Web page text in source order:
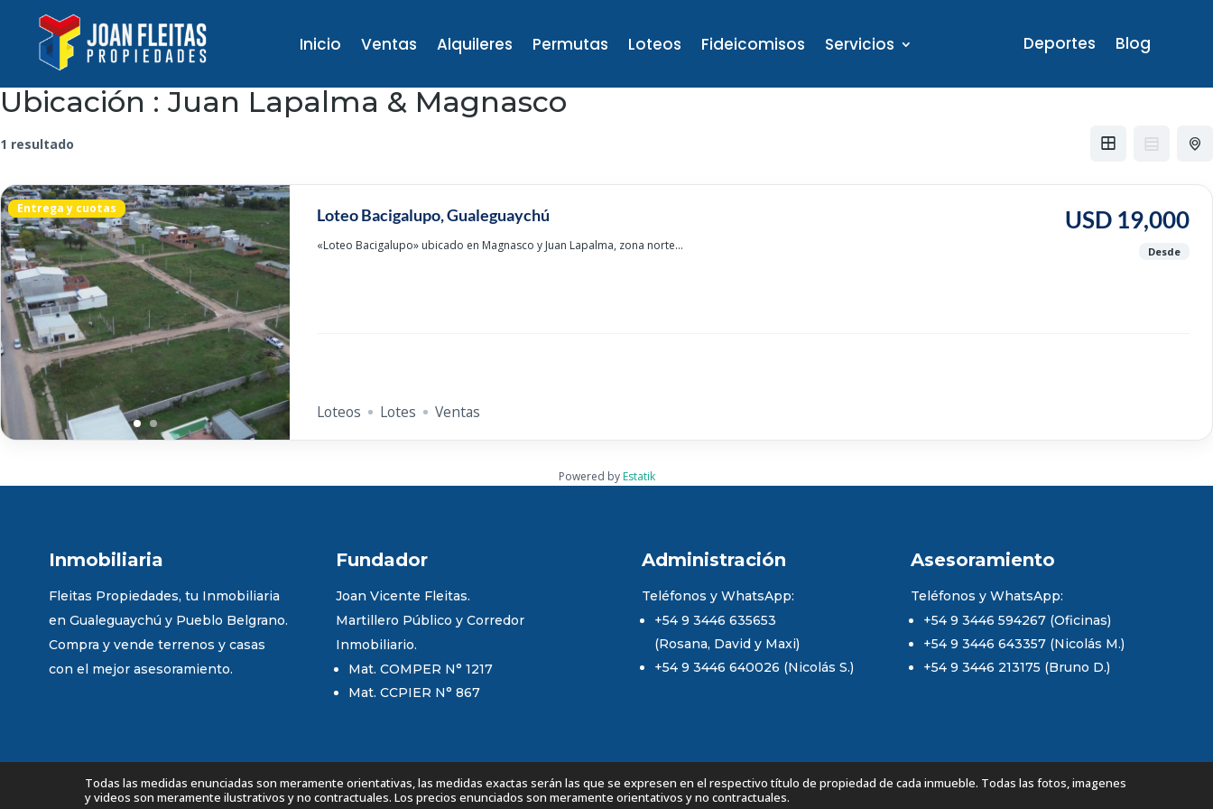
Inicio Ventas Alquileres Permutas Loteos Fideicomisos Servicios Deportes Blog
Ubicación : Juan Lapalma & Magnasco
1 resultado
Entrega y cuotas Loteo Bacigalupo, Gualeguaychú
«Loteo Bacigalupo» ubicado en Magnasco y Juan Lapalma, zona norte...
USD 19,000
Desde
Loteos Lotes Ventas
Powered by Estatik
Inmobiliaria
Fleitas Propiedades, tu Inmobiliaria
en Gualeguaychú y Pueblo Belgrano.
Compra y vende terrenos y casas
con el mejor asesoramiento.
Fundador
Joan Vicente Fleitas.
Martillero Público y Corredor
Inmobiliario.
Mat. COMPER N° 1217
Mat. CCPIER N° 867
Administración
Teléfonos y WhatsApp:
+54 9 3446 635653
(Rosana, David y Maxi)
+54 9 3446 640026 (Nicolás S.)
Asesoramiento
Teléfonos y WhatsApp:
+54 9 3446 594267 (Oficinas)
+54 9 3446 643357 (Nicolás M.)
+54 9 3446 213175 (Bruno D.)
Todas las medidas enunciadas son meramente orientativas, las medidas exactas serán las que se expresen en el respectivo título de propiedad de cada inmueble. Todas las fotos, imagenes
y videos son meramente ilustrativos y no contractuales. Los precios enunciados son meramente orientativos y no contractuales.